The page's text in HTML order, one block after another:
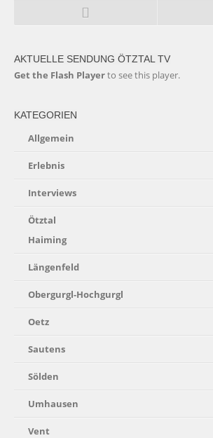
AKTUELLE SENDUNG ÖTZTAL TV
Get the Flash Playerto see this player.
KATEGORIEN
Allgemein
Erlebnis
Interviews
Ötztal
Haiming
Längenfeld
Obergurgl-Hochgurgl
Oetz
Sautens
Sölden
Umhausen
Vent